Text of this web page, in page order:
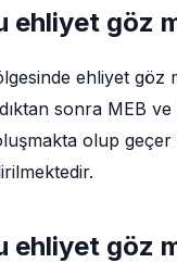
ehliyet göz
ehliyet göz
sonra MEB
olup geçer
ehliyet göz